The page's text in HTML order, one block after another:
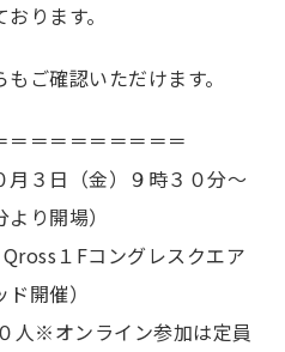
ります。
もご確認いただけます。
＝＝＝＝＝＝＝＝
３日（金）９時３０分～
り開場）
１Fコングレスクエア
開催）
※オンライン参加は定員